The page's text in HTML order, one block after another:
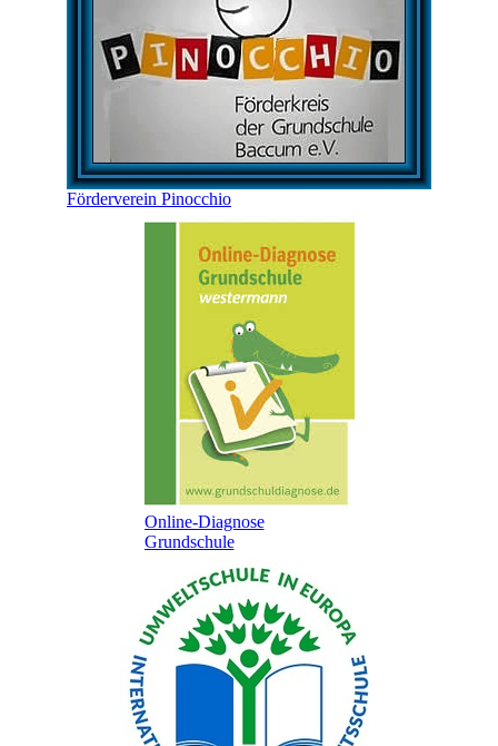
Förderverein Pinocchio
Online-Diagnose
Grundschule